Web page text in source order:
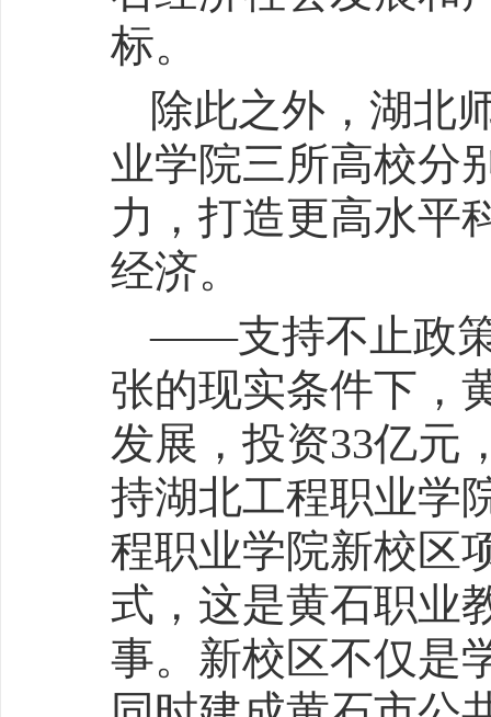
标。
除此之外，湖北
业学院三所高校分
力，打造更高水平
经济。
——支持不止政策
张的现实条件下，
发展，投资33亿元
持湖北工程职业学
程职业学院新校区
式，这是黄石职业
事。新校区不仅是